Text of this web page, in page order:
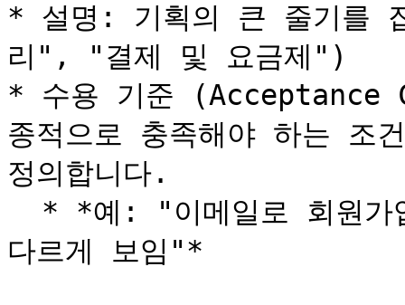
* 설명: 기획의 큰 줄기를
리", "결제 및 요금제")
* 수용 기준
종적으로 충족해야 하는 조
정의합니다.
다르게 보임"*